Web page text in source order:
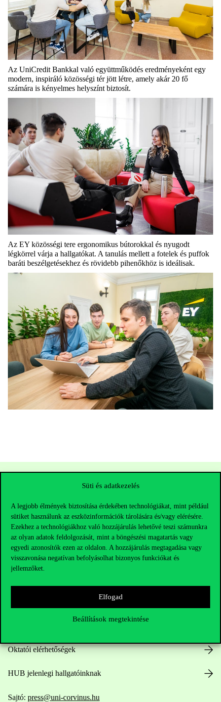
Süti és adatkezelés
A legjobb élmények biztosítása érdekében technológiákat, mint például
sütiket használunk az eszközinformációk tárolására és/vagy elérésére.
Ezekhez a technológiákhoz való hozzájárulás lehetővé teszi számunkra
az olyan adatok feldolgozását, mint a böngészési magatartás vagy
egyedi azonosítók ezen az oldalon. A hozzájárulás megtagadása vagy
visszavonása negatívan befolyásolhat bizonyos funkciókat és
jellemzőket.
Elfogad
Beállítások megtekintése
Az UniCredit Bankkal való együttműködés eredményeként egy
modern, inspiráló közösségi tér jött létre, amely akár 20 fő
számára is kényelmes helyszínt biztosít.
Az EY közösségi tere ergonomikus bútorokkal és nyugodt
légkörrel várja a hallgatókat. A tanulás mellett a fotelek és puffok
baráti beszélgetésekhez és rövidebb pihenőkhöz is ideálisak.
Elérhetőségek
+36 1 482 5000
Kérdésed van a felvételivel kapcsolatban?
Oktatói elérhetőségek
HUB jelenlegi hallgatóinknak
Sajtó: press@uni-corvinus.hu